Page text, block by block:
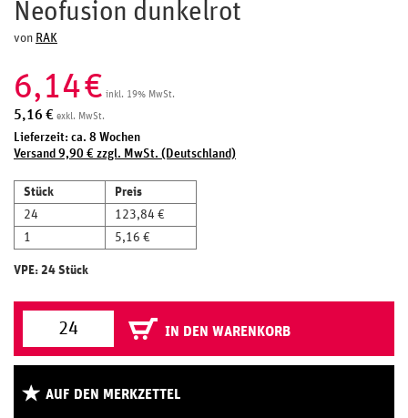
Neofusion dunkelrot
von RAK
6,14€ inkl. 19% MwSt.
5,16 € exkl. MwSt.
Lieferzeit: ca. 8 Wochen
Versand 9,90 € zzgl. MwSt. (Deutschland)
Stück
Preis
24
123,84 €
1
5,16 €
VPE: 24 Stück
IN DEN WARENKORB
AUF DEN MERKZETTEL